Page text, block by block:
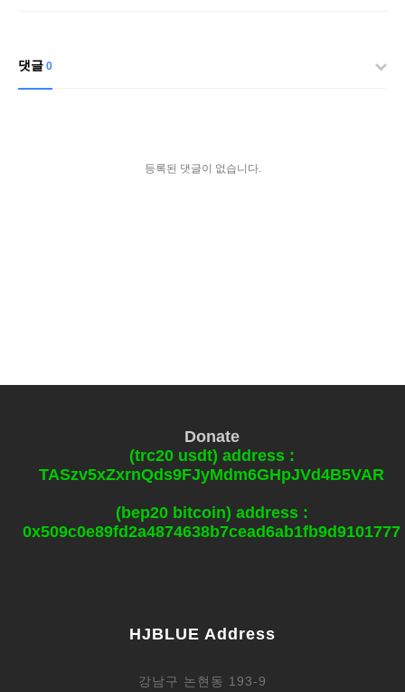
댓글 0
등록된 댓글이 없습니다.
Donate
(trc20 usdt) address :
TASzv5xZxrnQds9FJyMdm6GHpJVd4B5VAR
(bep20 bitcoin) address :
0x509c0e89fd2a4874638b7cead6ab1fb9d9101777
HJBLUE Address
강남구 논현동 193-9